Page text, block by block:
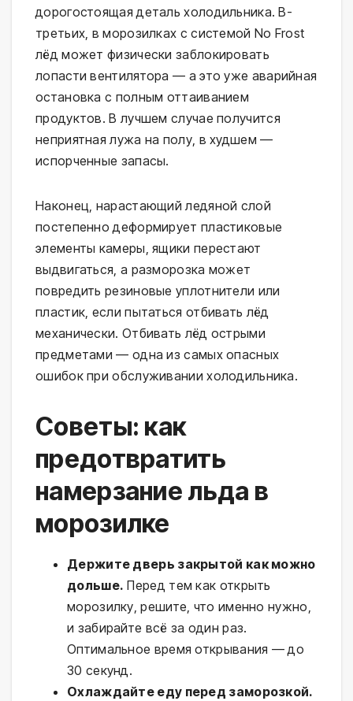
дорогостоящая деталь холодильника. В-
третьих, в морозилках с системой No Frost
лёд может физически заблокировать
лопасти вентилятора — а это уже аварийная
остановка с полным оттаиванием
продуктов. В лучшем случае получится
неприятная лужа на полу, в худшем —
испорченные запасы.
Наконец, нарастающий ледяной слой
постепенно деформирует пластиковые
элементы камеры, ящики перестают
выдвигаться, а разморозка может
повредить резиновые уплотнители или
пластик, если пытаться отбивать лёд
механически. Отбивать лёд острыми
предметами — одна из самых опасных
ошибок при обслуживании холодильника.
Советы: как
предотвратить
намерзание льда в
морозилке
Держите дверь закрытой как можно
дольше. Перед тем как открыть
морозилку, решите, что именно нужно,
и забирайте всё за один раз.
Оптимальное время открывания — до
30 секунд.
Охлаждайте еду перед заморозкой.